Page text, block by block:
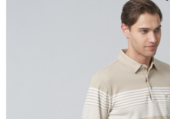
每筆NT$60，滿NT$1,200(含以上)免運費
每筆NT$60，滿NT$1,200(含以上)免運費
每筆NT$60，滿NT$1,200(含以上)免運費